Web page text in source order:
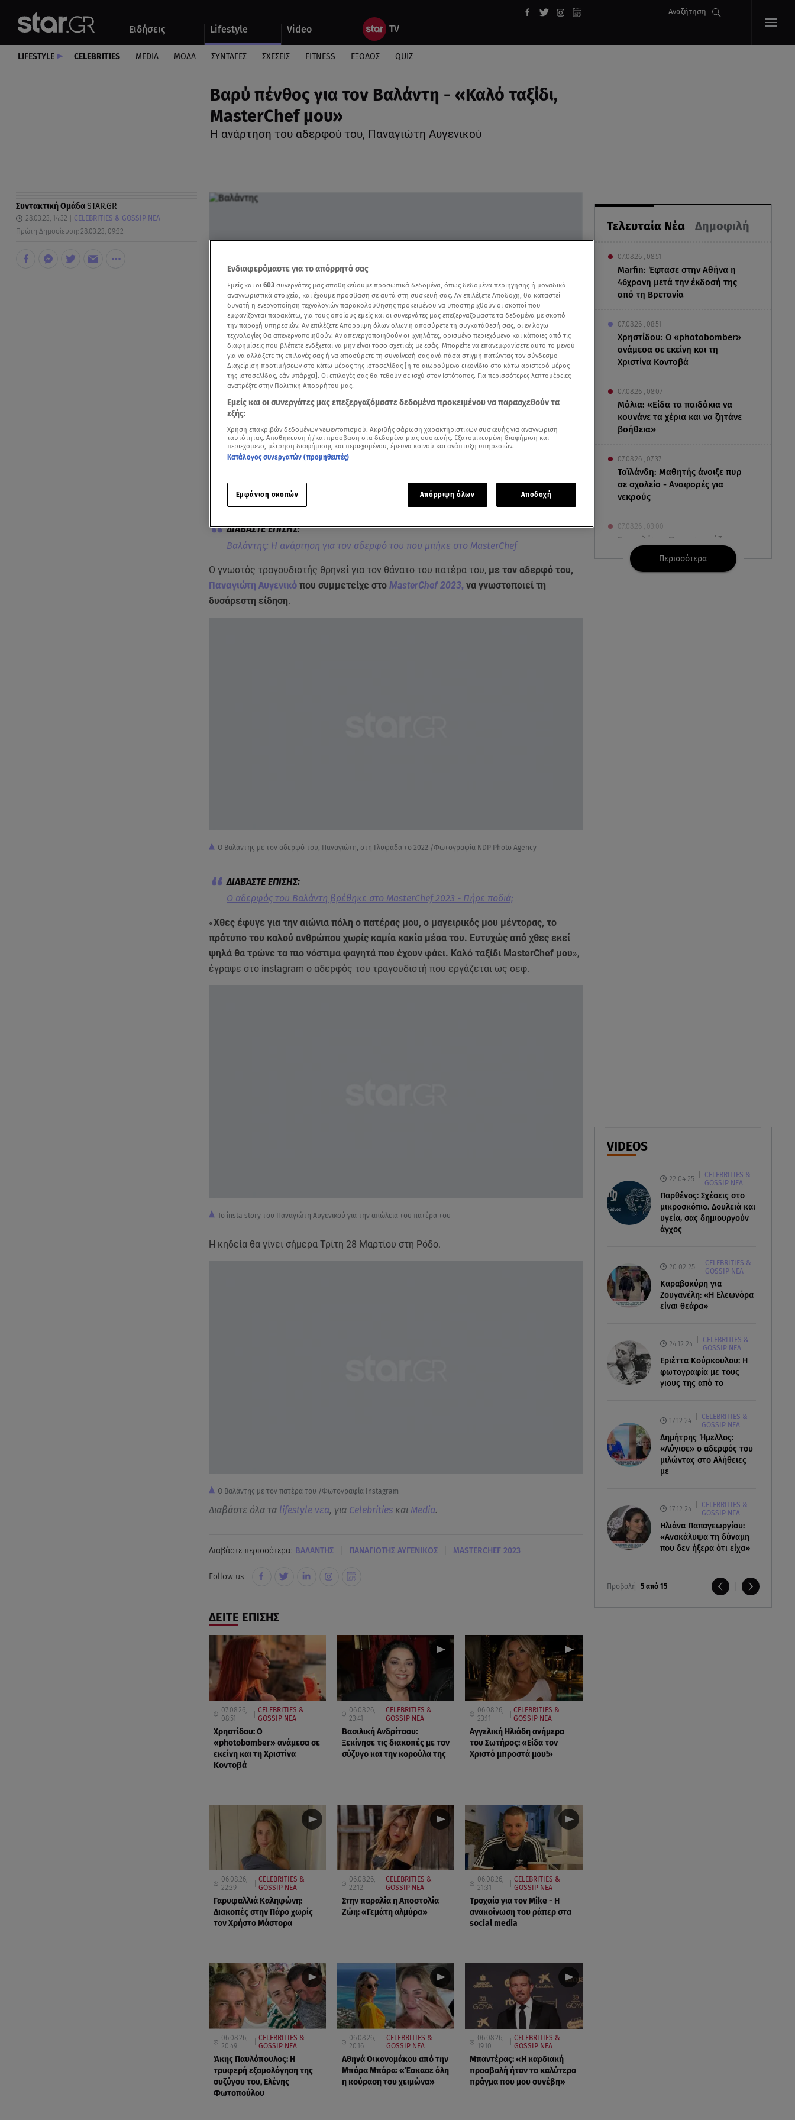
Ειδήσεις Lifestyle Video
Αναζήτηση
Αυτοκίνητο
LIFESTYLE CELEBRITIES MEDIA ΜΟΔΑ ΣΥΝΤΑΓΕΣ ΣΧΕΣΕΙΣ FITNESS ΕΞΟΔΟΣ QUIZ
Βαρύ πένθος για τον Βαλάντη - «Καλό ταξίδι,
MasterChef μου»
Η ανάρτηση του αδερφού του, Παναγιώτη Αυγενικού
Τελευταία Νέα Δημοφιλή
07.08.26 , 08:51
Marfin: Έφτασε στην Αθήνα η
46χρονη μετά την έκδοσή της
από τη Βρετανία
07.08.26 , 08:51
Χρηστίδου: Ο «photobomber»
ανάμεσα σε εκείνη και τη
Χριστίνα Κοντοβά
07.08.26 , 08:07
Μάλια: «Είδα τα παιδάκια να
κουνάνε τα χέρια και να ζητάνε
βοήθεια»
07.08.26 , 07:37
Ταϊλάνδη: Μαθητής άνοιξε πυρ
σε σχολείο - Αναφορές για
νεκρούς
07.08.26 , 03:00
Εορτολόγιο: Ποιοι γιορτάζουν
στις 7 Αυγούστου
καλώδιο στον κόσμο
06.08.26 , 21:07
Motor Oil: Δωρεά
πυροσβεστικών οχημάτων και
εξοπλισμού στον Άγιο Βασίλειο
Περισσότερα
VIDEOS
22.04.25
CELEBRITIES &
GOSSIP ΝΕΑ
Παρθένος: Σχέσεις στο
μικροσκόπιο. Δουλειά και
υγεία, σας δημιουργούν
άγχος
20.02.25
CELEBRITIES &
GOSSIP ΝΕΑ
Καραβοκύρη για
Ζουγανέλη: «Η Ελεωνόρα
είναι θεάρα»
24.12.24
CELEBRITIES &
GOSSIP ΝΕΑ
Εριέττα Κούρκουλου: Η
φωτογραφία με τους
γιους της από το
17.12.24
CELEBRITIES &
GOSSIP ΝΕΑ
Δημήτρης Ήμελλος:
«Λύγισε» ο αδερφός του
μιλώντας στο Αλήθειες
με
17.12.24
CELEBRITIES &
GOSSIP ΝΕΑ
Ηλιάνα Παπαγεωργίου:
«Ανακάλυψα τη δύναμη
που δεν ήξερα ότι είχα»
Προβολή 5 από 15
Συντακτική ΟμάδαSTAR.GR
28.03.23, 14:32
CELEBRITIES & GOSSIP ΝΕΑ
Πρώτη Δημοσίευση: 28.03.23, 09:32
Add star.gr on Google
Δύσκολες ώρες για την οικογένεια του Ροδίτη τραγουδιστή,Βαλάντη
Βαλάντης: Η ανάρτηση για τον αδερφό του που μπήκε στο MasterChef
Ο γνωστός τραγουδιστής θρηνεί για τον θάνατο του πατέρα του, με τον αδερφό του,
Παναγιώτη Αυγενικόπου συμμετείχε στο MasterChef 2023, να γνωστοποιεί τη
δυσάρεστη είδηση.
Ο Βαλάντης με τον αδερφό του, Παναγιώτη, στη Γλυφάδα το 2022 /Φωτογραφία NDP Photo Agency
Ο αδερφός του Βαλάντη βρέθηκε στο MasterChef 2023 - Πήρε ποδιά;
«Χθες έφυγε για την αιώνια πόλη ο πατέρας μου, ο μαγειρικός μου μέντορας, το
πρότυπο του καλού ανθρώπου χωρίς καμία κακία μέσα του. Ευτυχώς από χθες εκεί
ψηλά θα τρώνε τα πιο νόστιμα φαγητά που έχουν φάει. Καλό ταξίδι MasterChef μου»,
έγραψε στο instagram ο αδερφός του τραγουδιστή που εργάζεται ως σεφ.
Το insta story του Παναγιώτη Αυγενικού για την απώλεια του πατέρα του
Η κηδεία θα γίνει σήμερα Τρίτη 28 Μαρτίου στη Ρόδο.
Ο Βαλάντης με τον πατέρα του /Φωτογραφία Instagram
Διαβάστε όλα τα lifestyle νεα, για Celebritiesκαι Media.
Διαβάστε περισσότερα: BΑΛΑΝΤΗΣ ΠΑΝΑΓΙΩΤΗΣ ΑΥΓΕΝΙΚΟΣ MASTERCHEF 2023
Follow us:
ΔΕΙΤΕ ΕΠΙΣΗΣ
07.08.26,
08:51
CELEBRITIES &
GOSSIP ΝΕΑ
Χρηστίδου: Ο
«photobomber» ανάμεσα σε
εκείνη και τη Χριστίνα
Κοντοβά
06.08.26,
23:41
CELEBRITIES &
GOSSIP ΝΕΑ
Βασιλική Ανδρίτσου:
Ξεκίνησε τις διακοπές με τον
σύζυγο και την κορούλα της
06.08.26,
23:11
CELEBRITIES &
GOSSIP ΝΕΑ
Αγγελική Ηλιάδη ανήμερα
του Σωτήρος: «Είδα τον
Χριστό μπροστά μου!»
06.08.26,
22:39
CELEBRITIES &
GOSSIP ΝΕΑ
Γαρυφαλλιά Καληφώνη:
Διακοπές στην Πάρο χωρίς
τον Χρήστο Μάστορα
06.08.26,
22:12
CELEBRITIES &
GOSSIP ΝΕΑ
Στην παραλία η Αποστολία
Ζώη: «Γεμάτη αλμύρα»
06.08.26,
21:31
CELEBRITIES &
GOSSIP ΝΕΑ
Τροχαίο για τον Mike - Η
ανακοίνωση του ράπερ στα
social media
06.08.26,
20:49
CELEBRITIES &
GOSSIP ΝΕΑ
Άκης Παυλόπουλος: Η
τρυφερή εξομολόγηση της
συζύγου του, Ελένης
Φωτοπούλου
06.08.26,
20:16
CELEBRITIES &
GOSSIP ΝΕΑ
Αθηνά Οικονομάκου από την
Μπόρα Μπόρα: «Έσκασε όλη
η κούραση του χειμώνα»
06.08.26,
19:10
CELEBRITIES &
GOSSIP ΝΕΑ
Μπαντέρας: «Η καρδιακή
προσβολή ήταν το καλύτερο
πράγμα που μου συνέβη»
Ενδιαφερόμαστε για το απόρρητό σας
Εμείς και οι 603 συνεργάτες μας αποθηκεύουμε προσωπικά δεδομένα, όπως δεδομένα περιήγησης ή μοναδικά
αναγνωριστικά στοιχεία, και έχουμε πρόσβαση σε αυτά στη συσκευή σας. Αν επιλέξετε Αποδοχή, θα καταστεί
δυνατή η ενεργοποίηση τεχνολογιών παρακολούθησης προκειμένου να υποστηριχθούν οι σκοποί που
εμφανίζονται παρακάτω, για τους οποίους εμείς και οι συνεργάτες μας επεξεργαζόμαστε τα δεδομένα με σκοπό
την παροχή υπηρεσιών. Αν επιλέξετε Απόρριψη όλων όλων ή αποσύρετε τη συγκατάθεσή σας, οι εν λόγω
τεχνολογίες θα απενεργοποιηθούν. Αν απενεργοποιηθούν οι ιχνηλάτες, ορισμένο περιεχόμενο και κάποιες από τις
διαφημίσεις που βλέπετε ενδέχεται να μην είναι τόσο σχετικές με εσάς. Μπορείτε να επανεμφανίσετε αυτό το μενού
για να αλλάξετε τις επιλογές σας ή να αποσύρετε τη συναίνεσή σας ανά πάσα στιγμή πατώντας τον σύνδεσμο
Διαχείριση προτιμήσεων στο κάτω μέρος της ιστοσελίδας [ή το αιωρούμενο εικονίδιο στο κάτω αριστερό μέρος
της ιστοσελίδας, εάν υπάρχει]. Οι επιλογές σας θα τεθούν σε ισχύ στον Ιστότοπος. Για περισσότερες λεπτομέρειες
ανατρέξτε στην Πολιτική Απορρήτου μας.
Εμείς και οι συνεργάτες μας επεξεργαζόμαστε δεδομένα προκειμένου να παρασχεθούν τα
εξής:
Χρήση επακριβών δεδομένων γεωεντοπισμού. Ακριβής σάρωση χαρακτηριστικών συσκευής για αναγνώριση
ταυτότητας. Αποθήκευση ή/και πρόσβαση στα δεδομένα μιας συσκευής. Εξατομικευμένη διαφήμιση και
περιεχόμενο, μέτρηση διαφήμισης και περιεχομένου, έρευνα κοινού και ανάπτυξη υπηρεσιών.
Κατάλογος συνεργατών (προμηθευτές)
Εμφάνιση σκοπών Απόρριψη όλων Αποδοχή